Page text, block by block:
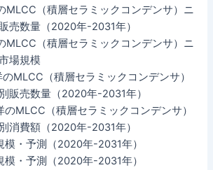
MLCC（積層セラミックコンデンサ）ニ
売数量（2020年-2031年）
MLCC（積層セラミックコンデンサ）ニ
場規模
MLCC（積層セラミックコンデンサ）
販売数量（2020年-2031年）
MLCC（積層セラミックコンデンサ）
消費額（2020年-2031年）
・予測（2020年-2031年）
・予測（2020年-2031年）